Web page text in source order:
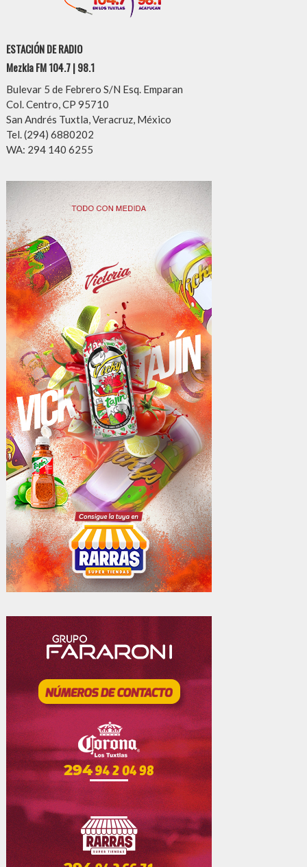
ESTACIÓN DE RADIO
Mezkla FM 104.7 | 98.1
Bulevar 5 de Febrero S/N Esq. Emparan
Col. Centro, CP 95710
San Andrés Tuxtla, Veracruz, México
Tel. (294) 6880202
WA: 294 140 6255